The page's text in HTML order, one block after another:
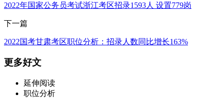
2022年国家公务员考试浙江考区招录1593人 设置779岗
下一篇
2022国考甘肃考区职位分析：招录人数同比增长163%
更多好文
延伸阅读
职位分析